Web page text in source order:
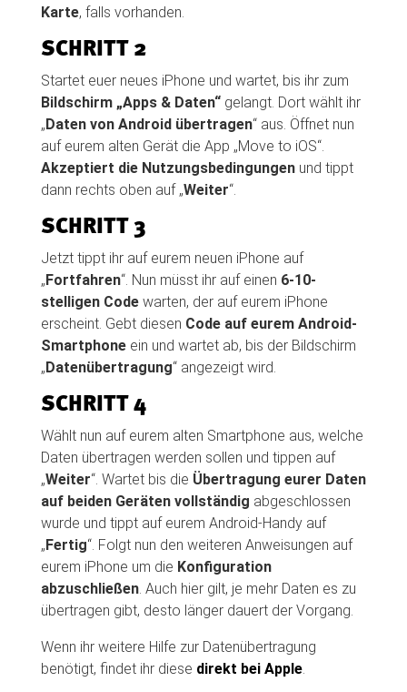
Karte, falls vorhanden.
SCHRITT 2
Startet euer neues iPhone und wartet, bis ihr zum
Bildschirm „Apps & Daten“gelangt. Dort wählt ihr
„Daten von Android übertragen“ aus. Öffnet nun
auf eurem alten Gerät die App „Move to iOS“.
Akzeptiert die Nutzungsbedingungenund tippt
dann rechts oben auf „Weiter“.
SCHRITT 3
Jetzt tippt ihr auf eurem neuen iPhone auf
„Fortfahren“. Nun müsst ihr auf einen 6-10-
stelligen Codewarten, der auf eurem iPhone
erscheint. Gebt diesen Code auf eurem Android-
Smartphoneein und wartet ab, bis der Bildschirm
„Datenübertragung“ angezeigt wird.
SCHRITT 4
Wählt nun auf eurem alten Smartphone aus, welche
Daten übertragen werden sollen und tippen auf
„Weiter“. Wartet bis die Übertragung eurer Daten
auf beiden Geräten vollständig abgeschlossen
wurde und tippt auf eurem Android-Handy auf
„Fertig“. Folgt nun den weiteren Anweisungen auf
eurem iPhone um die Konfiguration
abzuschließen. Auch hier gilt, je mehr Daten es zu
übertragen gibt, desto länger dauert der Vorgang.
Wenn ihr weitere Hilfe zur Datenübertragung
benötigt, findet ihr diese direkt bei Apple.